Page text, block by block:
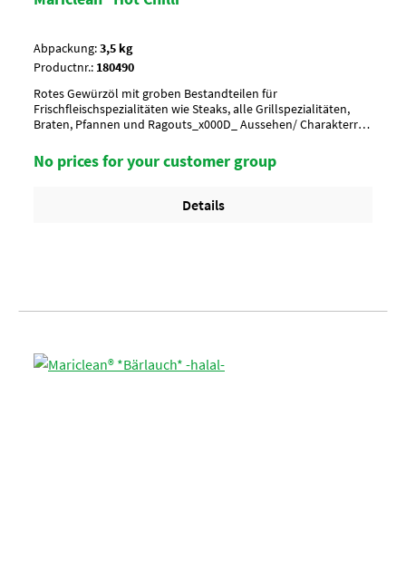
Abpackung:3,5 kg
Productnr.: 180490
Rotes Gewürzöl mit groben Bestandteilen für
Frischfleischspezialitäten wie Steaks, alle Grillspezialitäten,
Braten, Pfannen und Ragouts_x000D_ Aussehen/ Charakterrot
g je kg Steaks, bzw. 80-100 g je kg
GeschnetzeltesUmverpackung18 Eimer a 3,5 kg per Lage/ 6
No prices for your customer group
Details